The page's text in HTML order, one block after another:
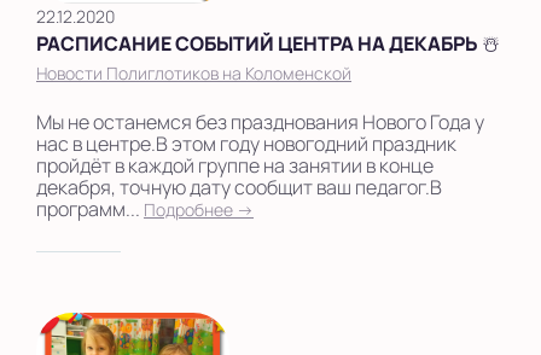
22.12.2020
РАСПИСАНИЕ СОБЫТИЙ ЦЕНТРА НА ДЕКАБРЬ ☃️
Новости Полиглотиков на Коломенской
Мы не останемся без празднования Нового Года у
нас в центре.В этом году новогодний праздник
пройдёт в каждой группе на занятии в конце
декабря, точную дату сообщит ваш педагог.В
программ... Подробнее →